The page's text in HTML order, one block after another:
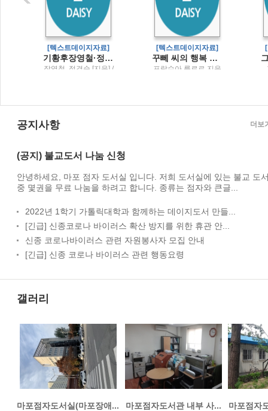
[텍스트데이지자료]
기황후장영철·정경순 장편소설2
장영철, 정경순 [지음] /
[텍스트데이지자료]
꾸뻬 씨의 행복 여행
프랑수아 를로르 지음
공지사항
(공지) 불교도서 나눔 신청
안녕하세요, 마포 점자 도서실 입니다. 저희 도서실에 있는 불교 도
중 몇권을 무료 나눔을 하려고 합니다. 종류는 점자와 큰글...
2022년 1학기 가톨릭대학과 함께하는 데이지도서 만들...
[긴급] 신종코로나 바이러스 확산 방지를 위한 휴관 안...
신종 코로나바이러스 관련 자원봉사자 모집 안내
[긴급] 신종 코로나 바이러스 관련 행동요령
더보
갤러리
마포점자도서실(마포장애... 마포점자도서관 내부 사... 마포점자